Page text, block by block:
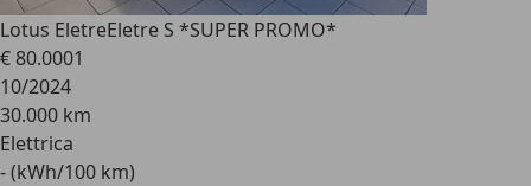
Lotus EletreEletre S *SUPER PROMO*
€ 80.0001
10/2024
30.000 km
Elettrica
- (kWh/100 km)